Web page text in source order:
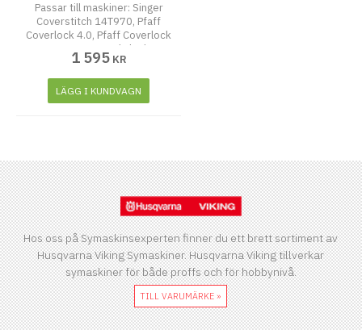
Passar till maskiner: Singer
Coverstitch 14T970, Pfaff
Coverlock 4.0, Pfaff Coverlock
3.0, Husqvarna Huskylock S25
och Husqvarna Huskylock
1 595 KR
LÄGG I KUNDVAGN
Hos oss på Symaskinsexperten finner du ett brett sortiment av
Husqvarna Viking Symaskiner. Husqvarna Viking tillverkar
symaskiner för både proffs och för hobbynivå.
TILL VARUMÄRKE »